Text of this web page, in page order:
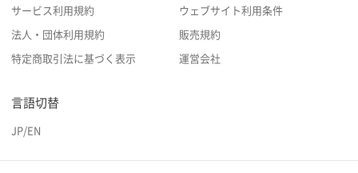
サービス利用規約 ウェブサイト利用条件
法人・団体利用規約 販売規約
特定商取引法に基づく表示 運営会社
言語切替
JP/EN